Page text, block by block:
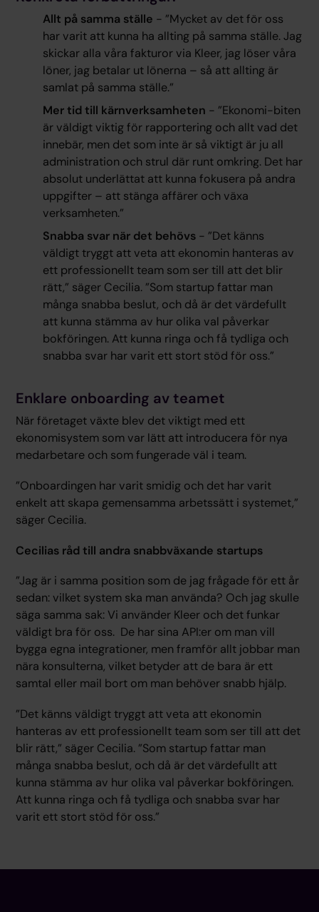
Allt på samma ställe - ”Mycket av det för oss
har varit att kunna ha allting på samma ställe. Jag
skickar alla våra fakturor via Kleer, jag löser våra
löner, jag betalar ut lönerna – så att allting är
samlat på samma ställe.”
Mer tid till kärnverksamheten - ”Ekonomi-biten
är väldigt viktig för rapportering och allt vad det
innebär, men det som inte är så viktigt är ju all
administration och strul där runt omkring. Det har
absolut underlättat att kunna fokusera på andra
uppgifter – att stänga affärer och växa
verksamheten.”
Snabba svar när det behövs - ”Det känns
väldigt tryggt att veta att ekonomin hanteras av
ett professionellt team som ser till att det blir
rätt,” säger Cecilia. ”Som startup fattar man
många snabba beslut, och då är det värdefullt
att kunna stämma av hur olika val påverkar
bokföringen. Att kunna ringa och få tydliga och
snabba svar har varit ett stort stöd för oss.”
Enklare onboarding av teamet
När företaget växte blev det viktigt med ett
ekonomisystem som var lätt att introducera för nya
medarbetare och som fungerade väl i team.
”Onboardingen har varit smidig och det har varit
enkelt att skapa gemensamma arbetssätt i systemet,”
säger Cecilia.
Cecilias råd till andra snabbväxande startups
”Jag är i samma position som de jag frågade för ett år
sedan: vilket system ska man använda? Och jag skulle
säga samma sak: Vi använder Kleer och det funkar
väldigt bra för oss. De har sina API:er om man vill
bygga egna integrationer, men framför allt jobbar man
nära konsulterna, vilket betyder att de bara är ett
samtal eller mail bort om man behöver snabb hjälp.
”Det känns väldigt tryggt att veta att ekonomin
hanteras av ett professionellt team som ser till att det
blir rätt,” säger Cecilia. ”Som startup fattar man
många snabba beslut, och då är det värdefullt att
kunna stämma av hur olika val påverkar bokföringen.
Att kunna ringa och få tydliga och snabba svar har
varit ett stort stöd för oss.”